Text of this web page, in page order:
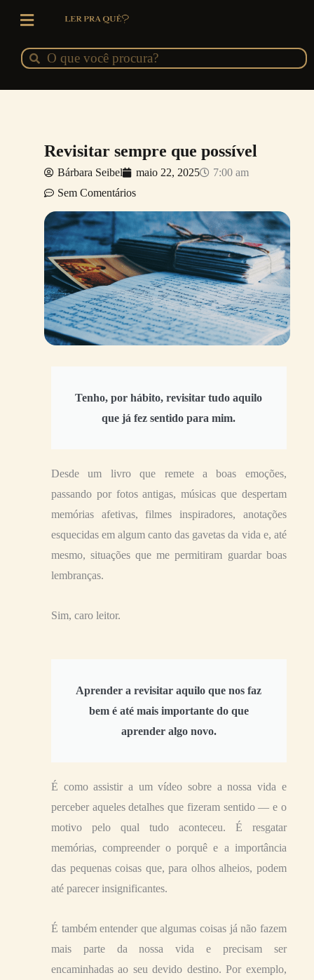
conteúdo
Pesquisar
Pesquisar
Revisitar sempre que possível
Bárbara Seibel maio 22, 2025
7:00 am
Sem Comentários
Tenho, por hábito, revisitar tudo aquilo
que já fez sentido para mim.
Desde um livro que remete a boas emoções,
passando por fotos antigas, músicas que despertam
memórias afetivas, filmes inspiradores, anotações
esquecidas em algum canto das gavetas da vida e, até
mesmo, situações que me permitiram guardar boas
lembranças.
Sim, caro leitor.
Aprender a revisitar aquilo que nos faz
bem é até mais importante do que
aprender algo novo.
É como assistir a um vídeo sobre a nossa vida e
perceber aqueles detalhes que fizeram sentido — e o
motivo pelo qual tudo aconteceu. É resgatar
memórias, compreender o porquê e a importância
das pequenas coisas que, para olhos alheios, podem
até parecer insignificantes.
É também entender que algumas coisas já não fazem
mais parte da nossa vida e precisam ser
encaminhadas ao seu devido destino. Por exemplo,